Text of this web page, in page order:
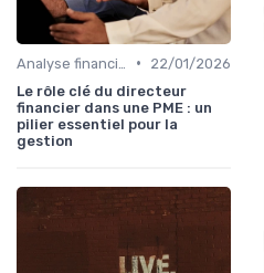
•
22/01/2026
Le rôle clé du directeur
financier dans une PME : un
pilier essentiel pour la
gestion